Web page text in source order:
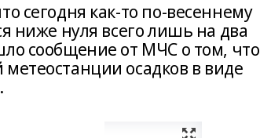
сегодня как-то по-весеннему
ниже нуля всего лишь на два
сообщение от МЧС о том, что
осадков в виде